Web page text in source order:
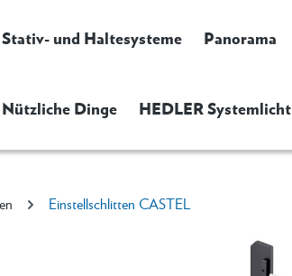
Stativ- und Haltesysteme Panorama
Nützliche Dinge HEDLER Systemlicht
Einstellschlitten CASTEL